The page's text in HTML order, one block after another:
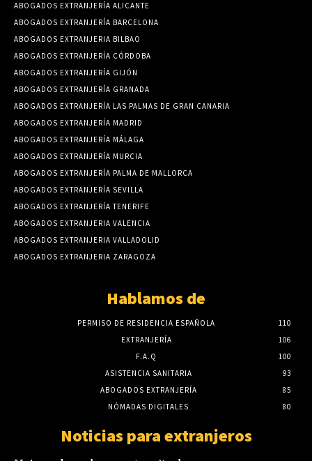
ABOGADOS EXTRANJERÍA ALICANTE
ABOGADOS EXTRANJERÍA BARCELONA
ABOGADOS EXTRANJERIA BILBAO
ABOGADOS EXTRANJERÍA CÓRDOBA
ABOGADOS EXTRANJERÍA GIJÓN
ABOGADOS EXTRANJERÍA GRANADA
ABOGADOS EXTRANJERÍA LAS PALMAS DE GRAN CANARIA
ABOGADOS EXTRANJERÍA MADRID
ABOGADOS EXTRANJERÍA MÁLAGA
ABOGADOS EXTRANJERÍA MURCIA
ABOGADOS EXTRANJERÍA PALMA DE MALLORCA
ABOGADOS EXTRANJERÍA SEVILLA
ABOGADOS EXTRANJERÍA TENERIFE
ABOGADOS EXTRANJERIA VALENCIA
ABOGADOS EXTRANJERIA VALLADOLID
ABOGADOS EXTRANJERIA ZARAGOZA
Hablamos de
PERMISO DE RESIDENCIA ESPAÑOLA
110
EXTRANJERÍA
106
F.A.Q
100
ASISTENCIA SANITARIA
93
ABOGADOS EXTRANJERÍA
85
NÓMADAS DIGITALES
80
Noticias para extranjeros